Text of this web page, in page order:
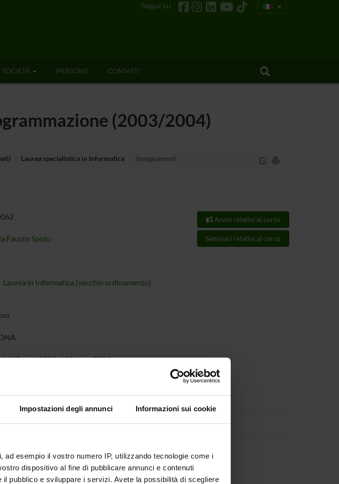
Impostazioni degli annunci Informazioni sui cookie
ad esempio il vostro numero IP, utilizzando tecnologie come i
dispositivo al fine di pubblicare annunci e contenuti
pubblico e sviluppare i servizi. Avete la possibilità di scegliere
Segui su
SOCIETÀ PERSONE CONTATTI
(2003/2004)
Laurea specialistica in Informatica Insegnamenti
Fausto Spoto
Laurea in Informatica (vecchio ordinamento)
12-gen-2004 al 12-mar-2004.
Avvisi relativi al corso
Seminari relativi al corso
(postscript, it, 4365 KB, 16/12/03)
LTSP 2003/2004 (html, it, 0 KB, 25/11/03)
(Mostra/Nascondi)